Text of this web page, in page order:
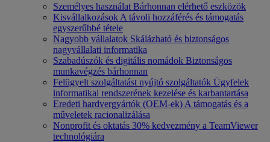
Személyes használat Bárhonnan elérhető eszközök
Kisvállalkozások A távoli hozzáférés és támogatás
egyszerűbbé tétele
Nagyobb vállalatok Skálázható és biztonságos
nagyvállalati informatika
Szabadúszók és digitális nomádok Biztonságos
munkavégzés bárhonnan
Felügyelt szolgáltatást nyújtó szolgáltatók Ügyfelek
informatikai rendszerének kezelése és karbantartása
Eredeti hardvergyártók (OEM-ek) A támogatás és a
műveletek racionalizálása
Nonprofit és oktatás 30% kedvezmény a TeamViewer
technológiára